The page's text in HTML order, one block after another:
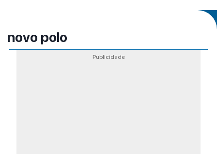
novo polo
Publicidade